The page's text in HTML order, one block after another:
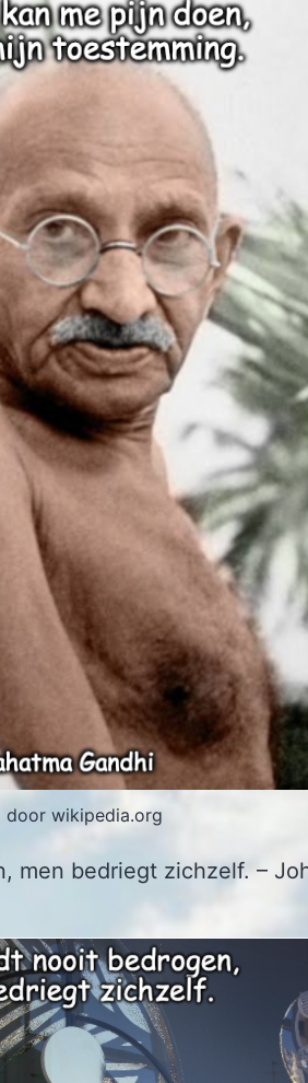
door wikipedia.org
men bedriegt zichzelf. –